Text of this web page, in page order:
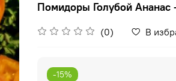
Помидоры Голубой Ананас
(0) В
-15%